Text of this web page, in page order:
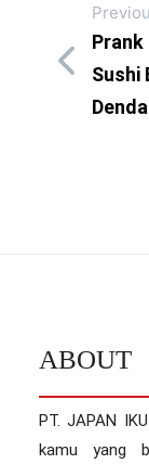
Prank
Sushi
Denda
ABOUT
PT. JAPAN
kamu yang